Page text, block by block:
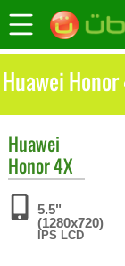
Huawei
Huawei
Honor 4X
5.5"
(1280x720)
IPS LCD